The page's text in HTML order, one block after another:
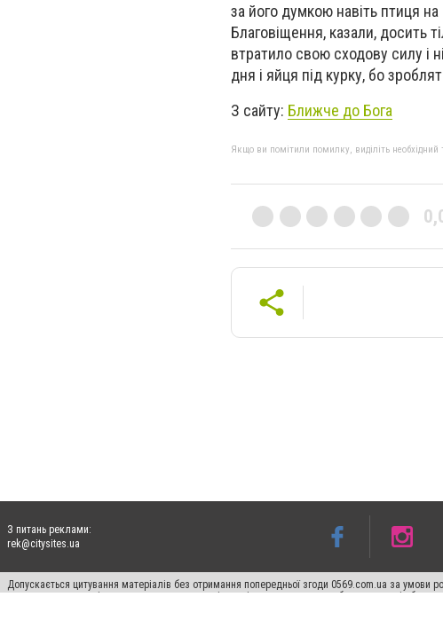
за його думкою навіть птиця
Благовіщення, казали, досить
втратило свою сходову силу і
дня і яйця під курку, бо
З сайту: Ближче до Бога
Якщо ви помітили помилку, виділіть необхідний
З питань реклами:
rek@citysites.ua
Допускається цитування матеріалів без отримання попередньої згоди 0569.com.ua за
пошукових систем гіперпосилання на цитовані статті не нижче другого абзацу в тексті або